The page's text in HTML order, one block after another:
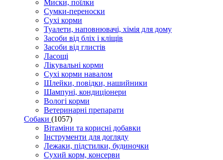
Миски, поїлки
Сумки-переноски
Сухі корми
Туалети, наповнювачі, хімія для дому
Засоби від бліх і кліщів
Засоби від глистів
Ласощі
Лікувальні корми
Сухі корми навалом
Шлейки, повідки, нашийники
Шампуні, кондиціонери
Вологі корми
Ветеринарні препарати
Собаки (1057)
Вітаміни та корисні добавки
Інструменти для догляду
Лежаки, підстилки, будиночки
Сухий корм, консерви